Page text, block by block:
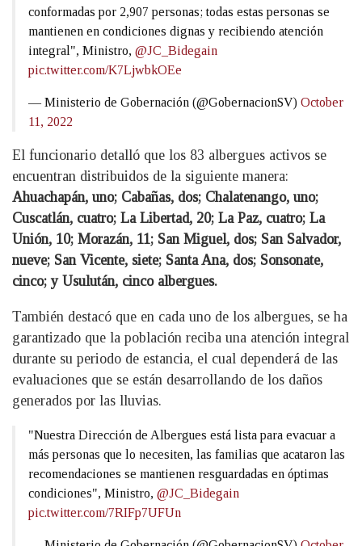
conformadas por 2,907 personas; todas estas personas se
mantienen en condiciones dignas y recibiendo atención
integral", Ministro, @JC_Bidegain
pic.twitter.com/K7LjwbkOEe
— Ministerio de Gobernación (@GobernacionSV) October
11, 2022
El funcionario detalló que los 83 albergues activos se
encuentran distribuidos de la siguiente manera:
Ahuachapán, uno; Cabañas, dos; Chalatenango, uno;
Cuscatlán, cuatro; La Libertad, 20; La Paz, cuatro; La
Unión, 10; Morazán, 11; San Miguel, dos; San Salvador,
nueve; San Vicente, siete; Santa Ana, dos; Sonsonate,
cinco; y Usulután, cinco albergues.
También destacó que en cada uno de los albergues, se ha
garantizado que la población reciba una atención integral
durante su periodo de estancia, el cual dependerá de las
evaluaciones que se están desarrollando de los daños
generados por las lluvias.
"Nuestra Dirección de Albergues está lista para evacuar a
más personas que lo necesiten, las familias que acataron las
recomendaciones se mantienen resguardadas en óptimas
condiciones", Ministro, @JC_Bidegain
pic.twitter.com/7RIFp7UFUn